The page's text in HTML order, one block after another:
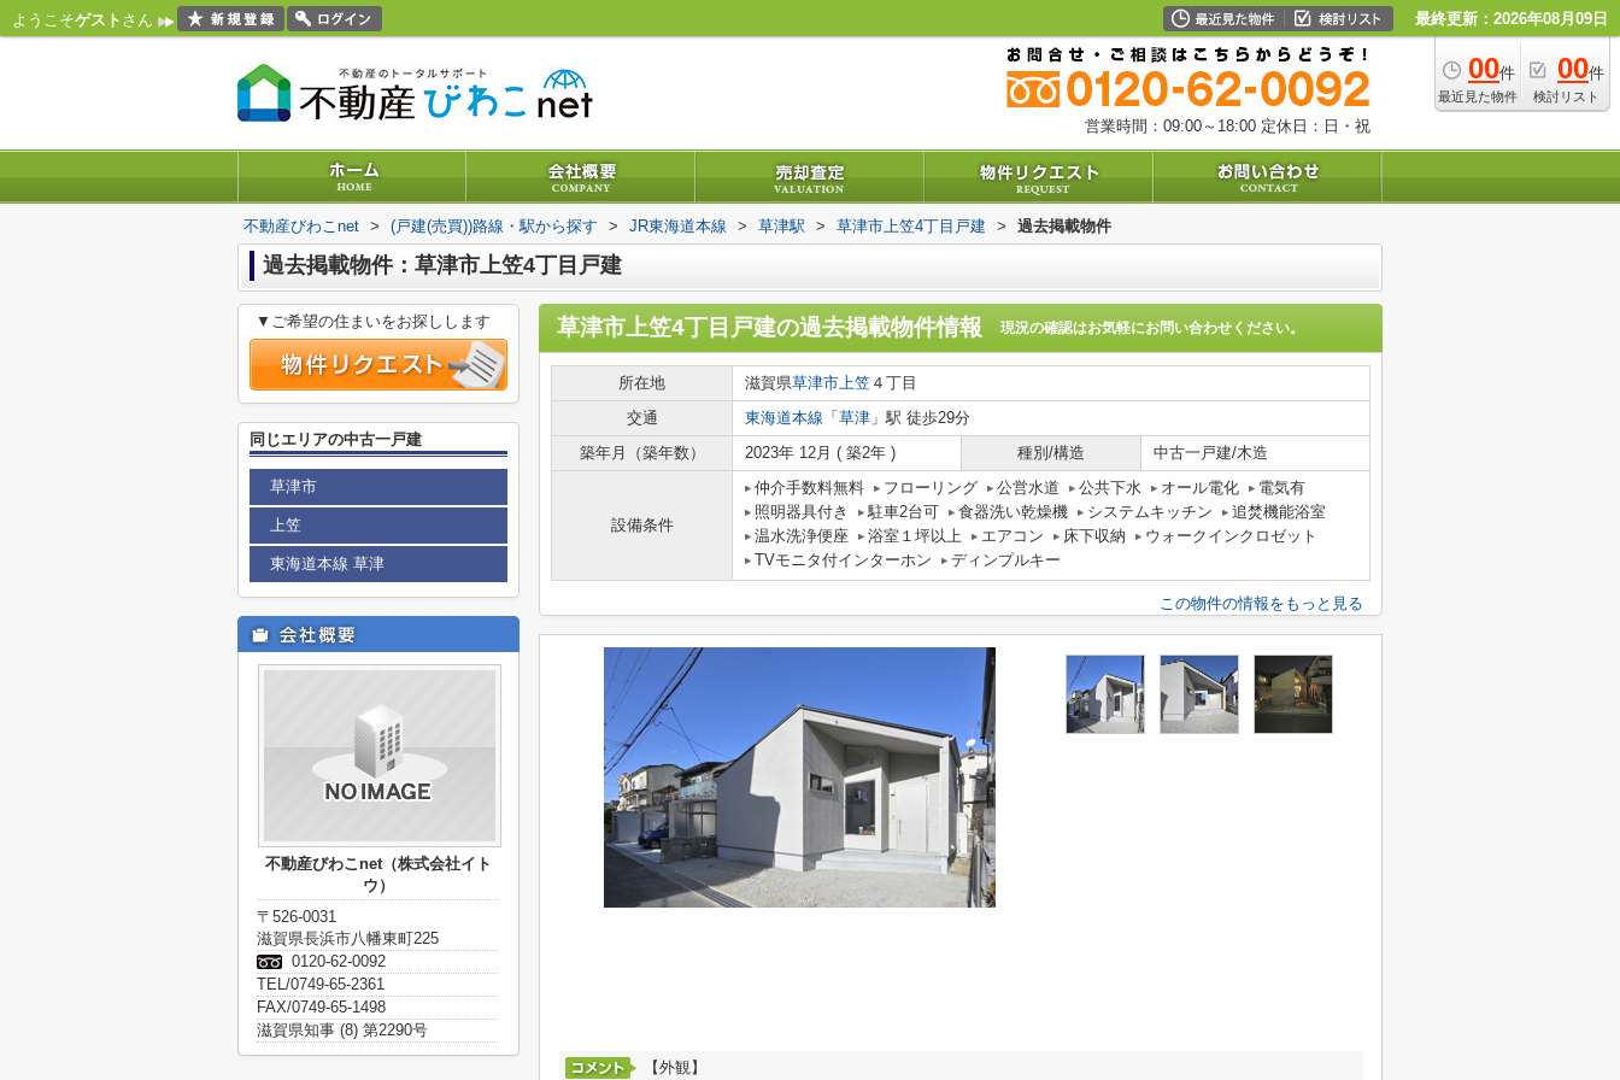
ようこそゲスト さん 最終更新：2026年08月09日
00件
最近見た物件
00件
検討リスト
営業時間：09:00～18:00 定休日：日・祝
不動産びわこnet > (戸建(売買))路線・駅から探す > JR東海道本線 > 草津駅 > 草津市上笠4丁目戸建 > 過去掲載物件
過去掲載物件：草津市上笠4丁目戸建
草津市上笠4丁目戸建の過去掲載物件情報 現況の確認はお気軽にお問い合わせください。
所在地 滋賀県草津市上笠 ４丁目
交通
東海道本線 「 草津 」駅 徒歩29分
築年月（築年数）
2023年 12月 ( 築2年 ) 種別/構造 中古一戸建/木造
設備条件
仲介手数料無料 フローリング 公営水道 公共下水 オール電化
電気有
照明器具付き
駐車2台可 食器洗い乾燥機 システムキッチン
追焚機能浴室
温水洗浄便座
浴室１坪以上 エアコン 床下収納
ウォークインクロゼット
TVモニタ付インターホン
ディンプルキー
この物件の情報をもっと見る
【外観】
▼ご希望の住まいをお探しします
同じエリアの中古一戸建
草津市
上笠
東海道本線 草津
不動産びわこnet（株式会社イト
ウ）
〒526-0031
滋賀県長浜市八幡東町225
0120-62-0092
TEL/0749-65-2361
FAX/0749-65-1498
滋賀県知事 (8) 第2290号